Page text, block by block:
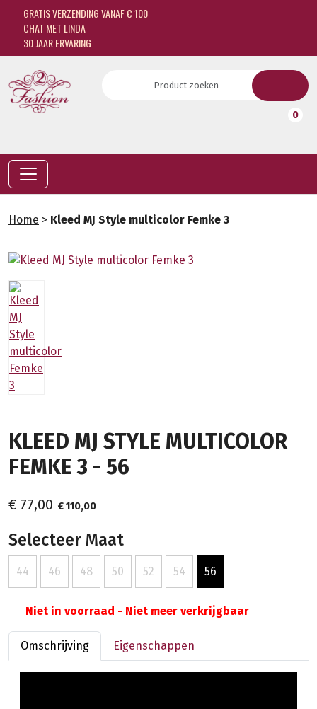
GRATIS VERZENDING VANAF € 100
CHAT MET LINDA
30 JAAR ERVARING
0
Home > Kleed MJ Style multicolor Femke 3
KLEED MJ STYLE MULTICOLOR
FEMKE 3 - 56
€ 77,00 € 110,00
Selecteer Maat
44 46 48 50 52 54 56
Niet in voorraad - Niet meer verkrijgbaar
Omschrijving Eigenschappen